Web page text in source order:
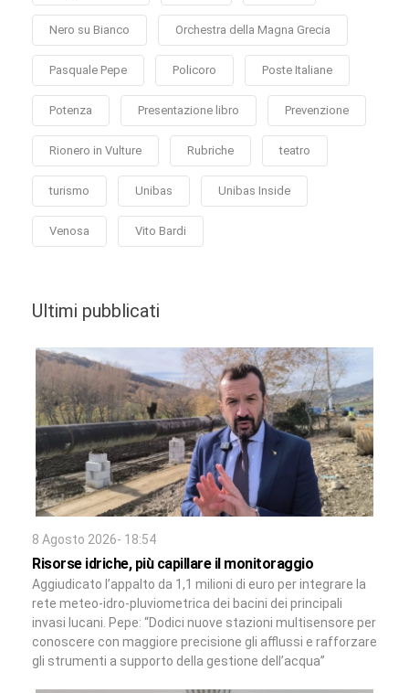
Nero su Bianco Orchestra della Magna Grecia
Pasquale Pepe Policoro Poste Italiane
Potenza Presentazione libro Prevenzione
Rionero in Vulture Rubriche teatro
turismo Unibas Unibas Inside
Venosa Vito Bardi
Ultimi pubblicati
8 Agosto 2026- 18:54
Risorse idriche, più capillare il monitoraggio
Aggiudicato l’appalto da 1,1 milioni di euro per integrare la
rete meteo-idro-pluviometrica dei bacini dei principali
invasi lucani. Pepe: “Dodici nuove stazioni multisensore per
conoscere con maggiore precisione gli afflussi e rafforzare
gli strumenti a supporto della gestione dell’acqua”